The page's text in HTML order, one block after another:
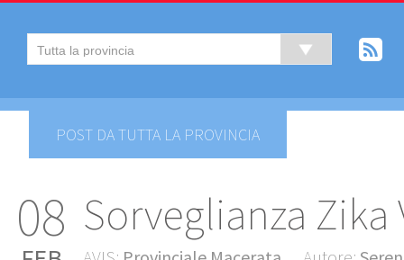
POST DA TUTTA LA PROVINCIA
08 Sorveglianza Zika